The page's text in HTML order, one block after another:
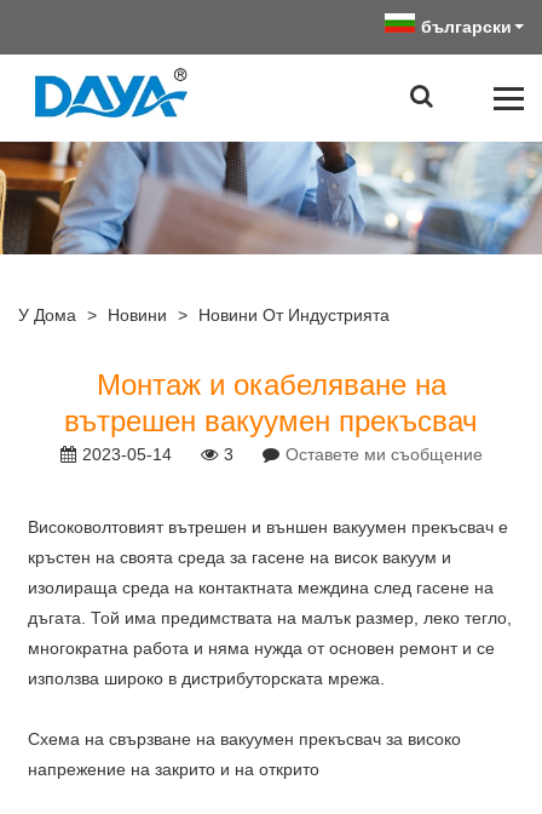
български
У Дома > Новини > Новини От Индустрията
Монтаж и окабеляване на
вътрешен вакуумен прекъсвач
2023-05-14 3 Оставете ми съобщение
Високоволтовият вътрешен и външен вакуумен прекъсвач е
кръстен на своята среда за гасене на висок вакуум и
изолираща среда на контактната междина след гасене на
дъгата. Той има предимствата на малък размер, леко тегло,
многократна работа и няма нужда от основен ремонт и се
използва широко в дистрибуторската мрежа.
Схема на свързване на вакуумен прекъсвач за високо
напрежение на закрито и на открито